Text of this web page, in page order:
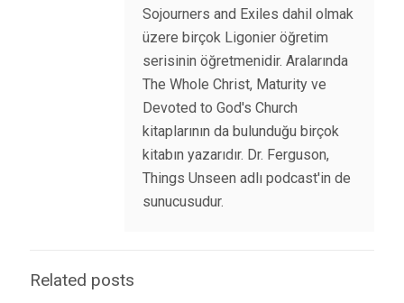
Sojourners and Exiles dahil olmak
üzere birçok Ligonier öğretim
serisinin öğretmenidir. Aralarında
The Whole Christ, Maturity ve
Devoted to God's Church
kitaplarının da bulunduğu birçok
kitabın yazarıdır. Dr. Ferguson,
Things Unseen adlı podcast'in de
sunucusudur.
Related posts